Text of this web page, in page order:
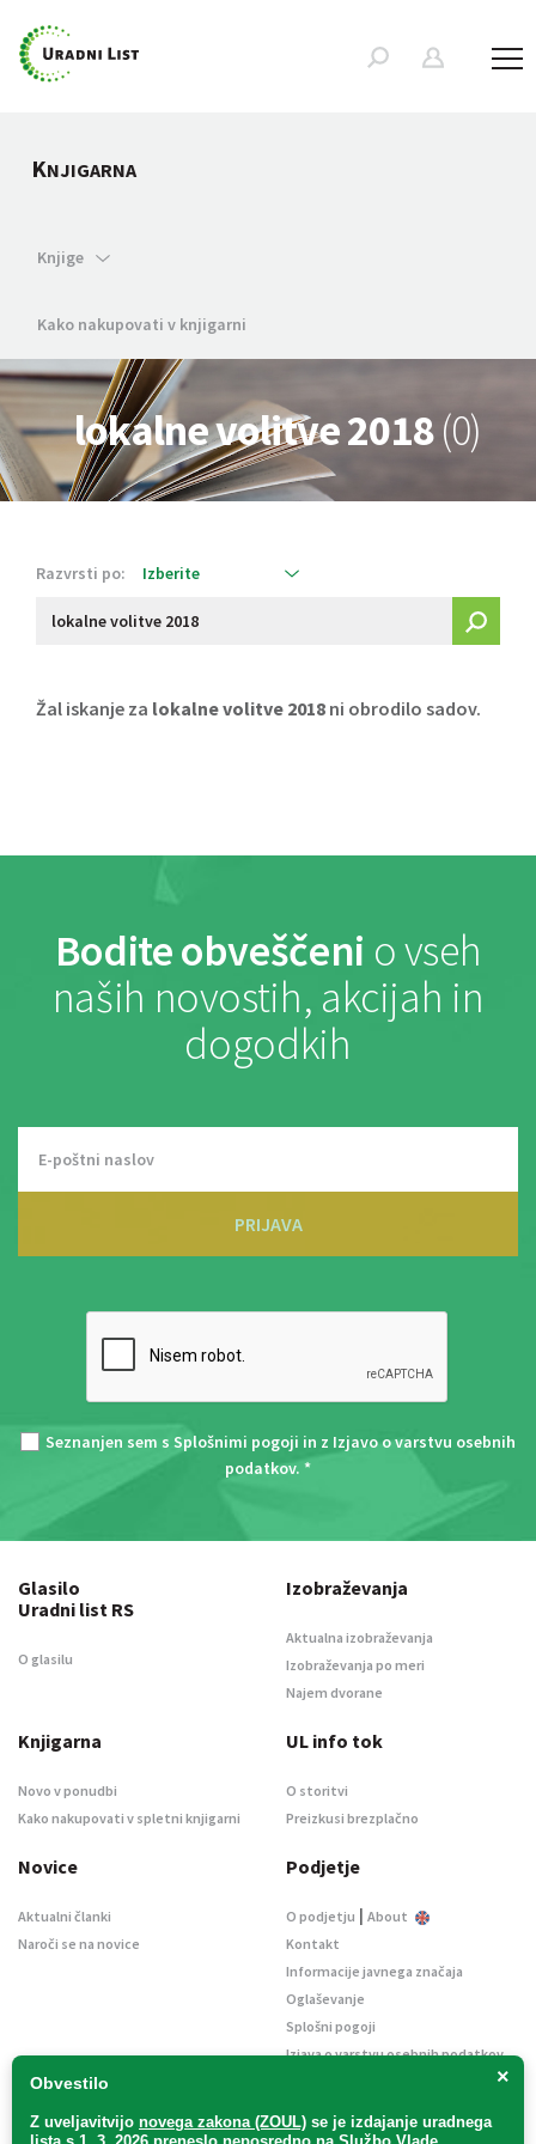
KNJIGARNA
Knjige
Kako nakupovati v knjigarni
lokalne volitve 2018(0)
Razvrsti po:
Žal iskanje za lokalne volitve 2018 ni obrodilo sadov.
Bodite obveščeni o vseh
naših novostih, akcijah in
dogodkih
PRIJAVA
Seznanjen sem s Splošnimi pogoji in z Izjavo o varstvu osebnih
podatkov. *
×
Obvestilo
Z uveljavitvijo novega zakona (ZOUL) se je izdajanje uradnega
Glasilo
Uradni list RS
O glasilu
Izobraževanja
Aktualna izobraževanja
Izobraževanja po meri
Najem dvorane
Knjigarna
Novo v ponudbi
Kako nakupovati v spletni knjigarni
UL info tok
O storitvi
Preizkusi brezplačno
Novice
Aktualni članki
Naroči se na novice
Podjetje
O podjetju | About
Kontakt
Informacije javnega značaja
Oglaševanje
Splošni pogoji
Izjava o varstvu osebnih podatkov